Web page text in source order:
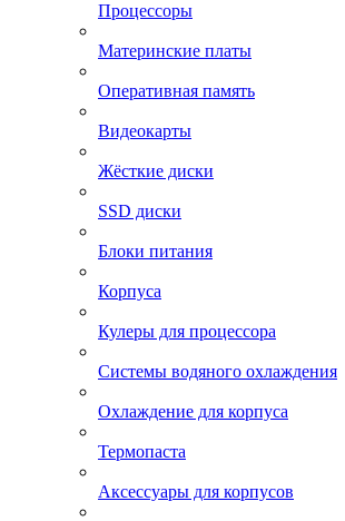
Процессоры
Материнские платы
Оперативная память
Видеокарты
Жёсткие диски
SSD диски
Блоки питания
Корпуса
Кулеры для процессора
Системы водяного охлаждения
Охлаждение для корпуса
Термопаста
Аксессуары для корпусов